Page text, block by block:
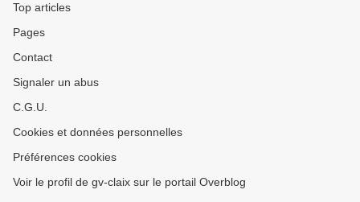
Top articles
Pages
Contact
Signaler un abus
C.G.U.
Cookies et données personnelles
Préférences cookies
Voir le profil de gv-claix sur le portail Overblog